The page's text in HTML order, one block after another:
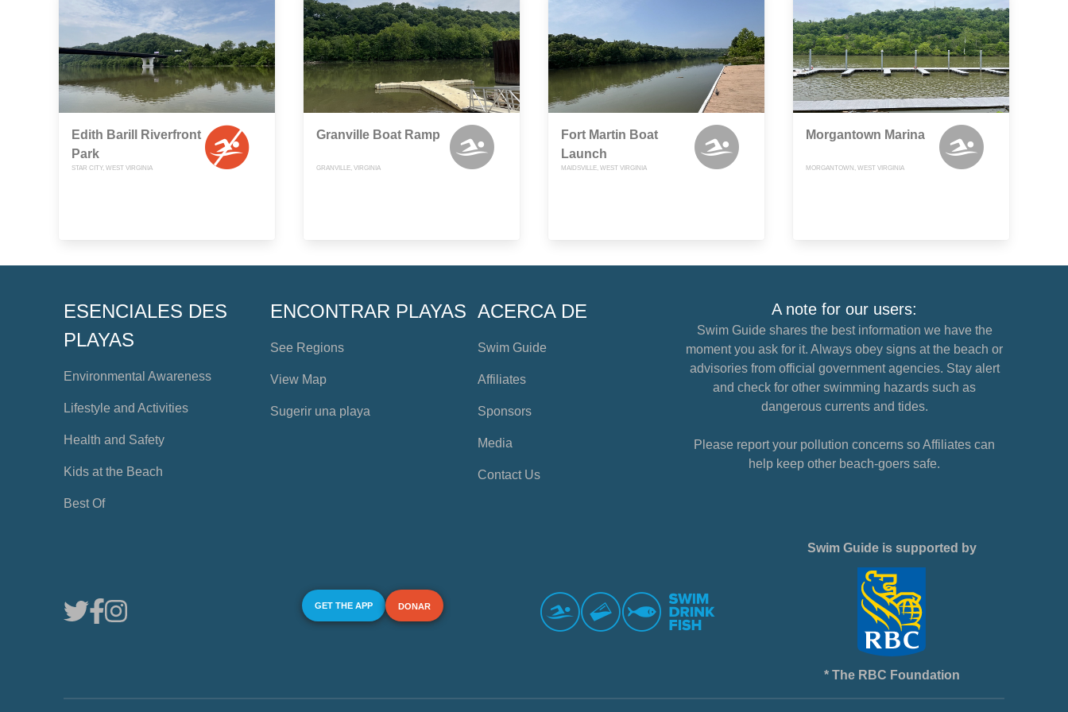
Edith Barill Riverfront
Park
STAR CITY, WEST VIRGINIA
Granville Boat Ramp
GRANVILLE, VIRGINIA
Fort Martin Boat
Launch
MAIDSVILLE, WEST VIRGINIA
Morgantown Marina
MORGANTOWN, WEST VIRGINIA
ESENCIALES DES
PLAYAS
Environmental Awareness
Lifestyle and Activities
Health and Safety
Kids at the Beach
Best Of
ENCONTRAR PLAYAS
See Regions
View Map
Sugerir una playa
ACERCA DE
Swim Guide
Affiliates
Sponsors
Media
Contact Us
A note for our users:
Swim Guide shares the best information we have the
moment you ask for it. Always obey signs at the beach or
advisories from official government agencies. Stay alert
and check for other swimming hazards such as
dangerous currents and tides.
Please report your pollution concerns so Affiliates can
help keep other beach-goers safe.
GET THE APP DONAR
Swim Guide is supported by
* The RBC Foundation